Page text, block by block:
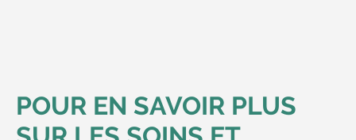
POUR EN SAVOIR PLUS